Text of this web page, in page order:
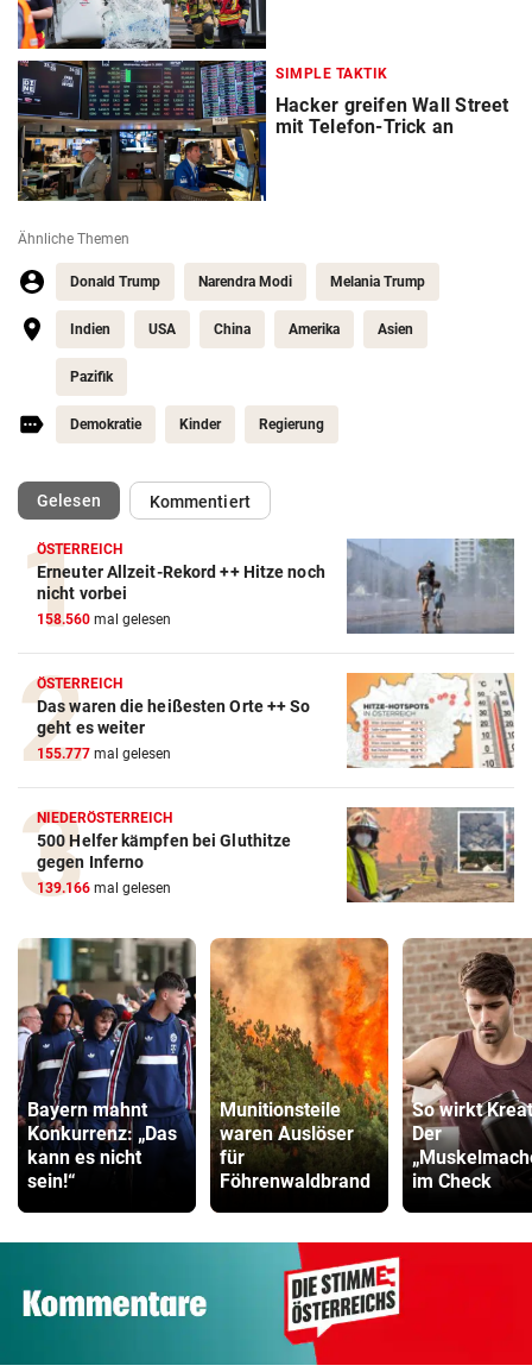
SIMPLE TAKTIK
Hacker greifen Wall Street
mit Telefon-Trick an
Ähnliche Themen
Donald Trump Narendra Modi Melania Trump
Indien USA China Amerika Asien
Pazifik
Demokratie Kinder Regierung
Gelesen(ausgewählt)Kommentiert
ÖSTERREICH
Erneuter Allzeit-Rekord ++ Hitze noch
nicht vorbei
158.560 mal gelesen
ÖSTERREICH
Das waren die heißesten Orte ++ So
geht es weiter
155.777 mal gelesen
NIEDERÖSTERREICH
500 Helfer kämpfen bei Gluthitze
gegen Inferno
139.166 mal gelesen
Bayern mahnt
Konkurrenz: „Das
kann es nicht
sein!“
Munitionsteile
waren Auslöser
für
Föhrenwaldbrand
So wirkt
Der
im Check